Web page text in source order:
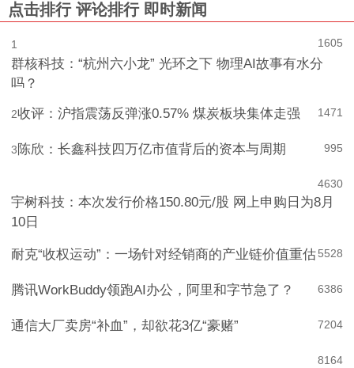
点击排行 评论排行 即时新闻
1605
1
群核科技：“杭州六小龙” 光环之下 物理AI故事有水分
吗？
1471
2收评：沪指震荡反弹涨0.57% 煤炭板块集体走强
995
3 陈欣：长鑫科技四万亿市值背后的资本与周期
630
4
宇树科技：本次发行价格150.80元/股 网上申购日为8月
10日
528
5
耐克“收权运动”：一场针对经销商的产业链价值重估
386
6
腾讯WorkBuddy领跑AI办公，阿里和字节急了？
204
7
通信大厂卖房“补血”，却欲花3亿“豪赌”
164
8